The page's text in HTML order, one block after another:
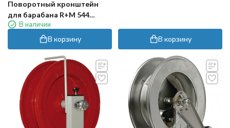
Поворотный кронштейн
для барабана R+M 544
(нерж)В наличии
В корзину В корзину